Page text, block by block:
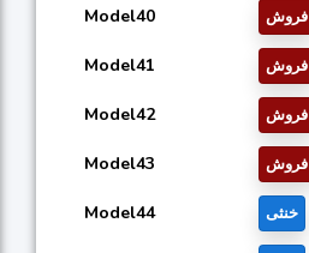
Model40 فروش
Model41 فروش
Model42 فروش
Model43 فروش
Model44 خنثی